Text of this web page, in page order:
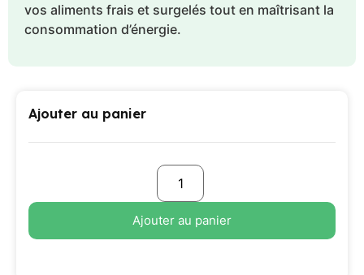
vos aliments frais et surgelés tout en maîtrisant la
consommation d’énergie.
Ajouter au panier
Ajouter au panier